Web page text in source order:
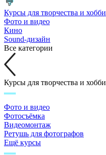
Курсы для творчества и хобби
Фото и видео
Кино
Sound-дизайн
Все категории
Курсы для творчества и хобби
Фото и видео
Фотосъёмка
Видеомонтаж
Ретушь для фотографов
Ещё курсы